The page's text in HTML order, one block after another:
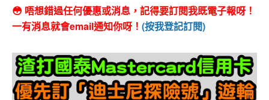
😳 唔想錯過任何優惠或消息，記得要訂閱我既電子報呀！
一有消息就會email通知你呀！ (按我登記訂閱)